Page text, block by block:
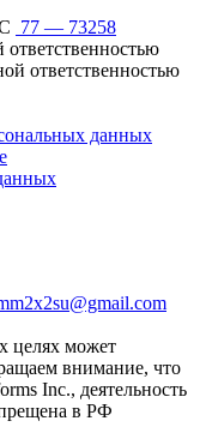
77 — 73258
ответственностью
данных
целях может
внимание, что
Inc., деятельность
в РФ